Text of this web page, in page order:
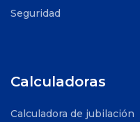
Seguridad
Calculadoras
Calculadora de jubilación